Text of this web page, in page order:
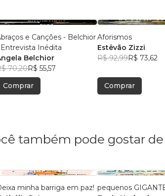
e Canções - Belchior
Inédita
Belchior
70,20R$ 55,57
Comprar
Aforismos
Estêvão Zizzi
R$ 92,99R$ 73,62
Comprar
também pode gostar de
minha barriga em paz! pequenos